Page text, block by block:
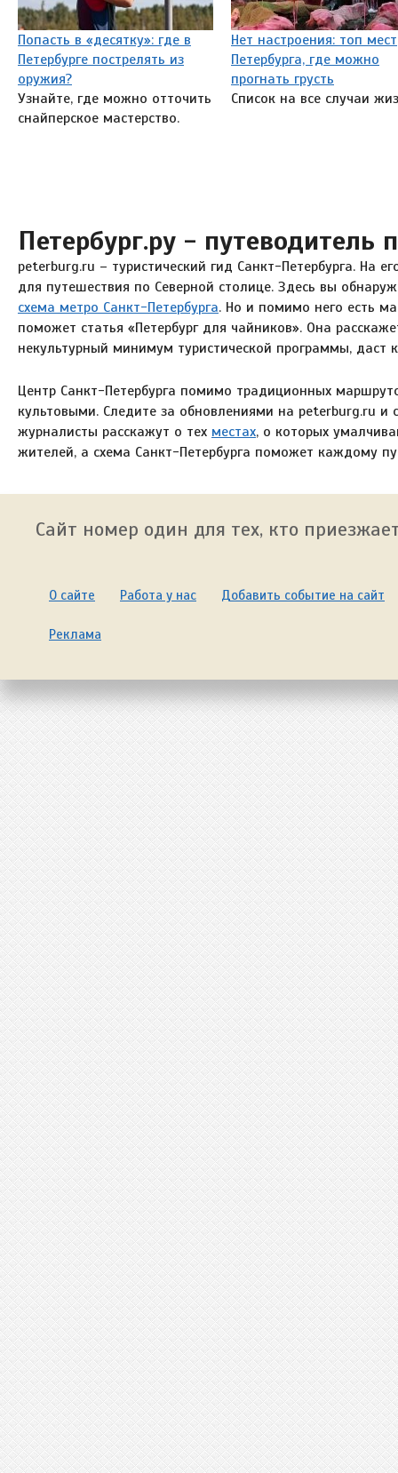
Попасть в «десятку»: где в
Петербурге пострелять из
оружия?
Узнайте, где можно отточить
снайперское мастерство.
Нет настроения: топ мест
Петербурга, где можно
прогнать грусть
Список на все случаи
Петербург.ру - путеводитель
peterburg.ru – туристический гид Санкт-Петербурга.
для путешествия по Северной столице. Здесь вы
схема метро Санкт-Петербурга. Но и помимо него есть
поможет статья «Петербург для чайников». Она
некультурный минимум туристической программы, даст
Центр Санкт-Петербурга помимо традиционных
культовыми. Следите за обновлениями на peterburg.ru
журналисты расскажут о тех местах, о которых
жителей, а схема Санкт-Петербурга поможет каждому
Сайт номер один для тех, кто
О сайте Работа у нас Добавить событие на сайт
Реклама